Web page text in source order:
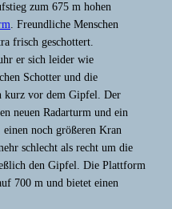
zum 675 m hohen
. Freundliche Menschen
frisch geschottert.
er sich leider wie
Schotter und die
kurz vor dem Gipfel. Der
neuen Radarturm und ein
noch größeren Kran
schlecht als recht um die
den Gipfel. Die Plattform
700 m und bietet einen